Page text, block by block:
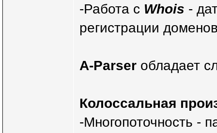
-Работа с Whois -
регистрации
A-Parser обладает
Колоссальная
-Многопоточность -